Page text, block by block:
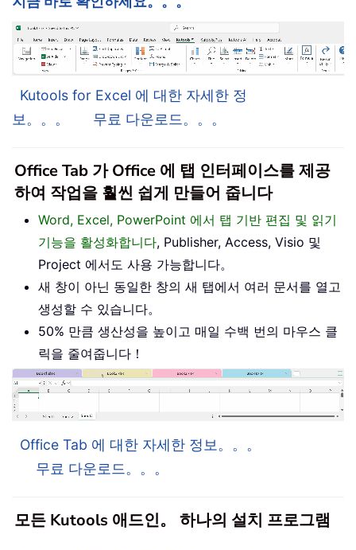
Kutools for Excel 에 대한 자세한 정
보。。。
무료 다운로드。。。
Office Tab 가 Office 에 탭 인터페이스를 제공
하여 작업을 훨씬 쉽게 만들어 줍니다
Word, Excel, PowerPoint 에서 탭 기반 편집 및 읽기
기능을 활성화합니다, Publisher, Access, Visio 및
Project 에서도 사용 가능합니다。
새 창이 아닌 동일한 창의 새 탭에서 여러 문서를 열고
생성할 수 있습니다。
50% 만큼 생산성을 높이고 매일 수백 번의 마우스 클
릭을 줄여줍니다！
Office Tab 에 대한 자세한 정보。。。
무료 다운로드。。。
모든 Kutools 애드인。 하나의 설치 프로그램